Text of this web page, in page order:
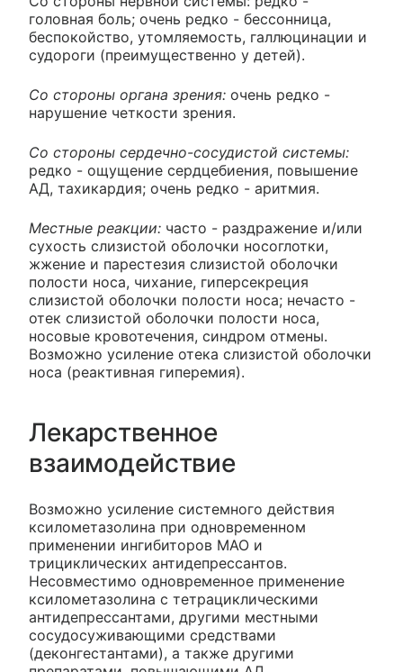
головная боль; очень редко - бессонница,
беспокойство, утомляемость, галлюцинации и
судороги (преимущественно у детей).
Со стороны органа зрения: очень редко -
нарушение четкости зрения.
Со стороны сердечно-сосудистой системы:
редко - ощущение сердцебиения, повышение
АД, тахикардия; очень редко - аритмия.
Местные реакции: часто - раздражение и/или
сухость слизистой оболочки носоглотки,
жжение и парестезия слизистой оболочки
полости носа, чихание, гиперсекреция
слизистой оболочки полости носа; нечасто -
отек слизистой оболочки полости носа,
носовые кровотечения, синдром отмены.
Возможно усиление отека слизистой оболочки
носа (реактивная гиперемия).
Лекарственное
взаимодействие
Возможно усиление системного действия
ксилометазолина при одновременном
применении ингибиторов МАО и
трициклических антидепрессантов.
Несовместимо одновременное применение
ксилометазолина с тетрациклическими
антидепрессантами, другими местными
сосудосуживающими средствами
(деконгестантами), а также другими